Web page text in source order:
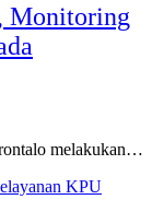
Monitoring
melakukan…